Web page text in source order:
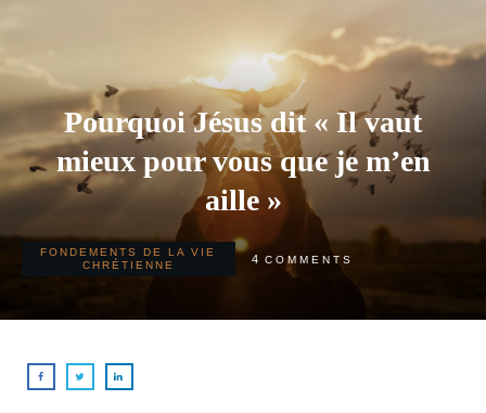
Pourquoi Jésus dit « Il vaut
mieux pour vous que je m’en
aille »
FONDEMENTS DE LA VIE
CHRÉTIENNE
4 COMMENTS